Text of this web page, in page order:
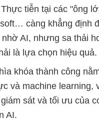
tiễn tại các "ông
càng khẳng định
AI, nhưng sa thải
là lựa chọn hiệu quả.
khóa thành công
và machine learning,
sát và tối ưu của
AI.